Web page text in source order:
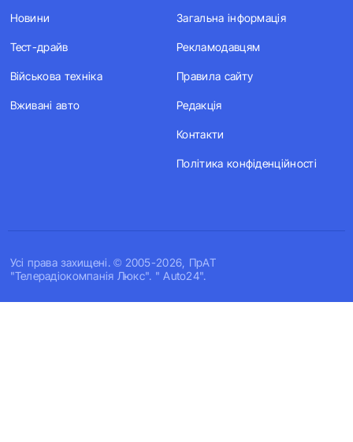
Усi права захищенi. © 2005-2026, ПрАТ
"Телерадіокомпанія Люкс". " Auto24".
Новини
Тест-драйв
Військова техніка
Вживані авто
Загальна інформація
Рекламодавцям
Правила сайту
Редакція
Контакти
Політика конфіденційності